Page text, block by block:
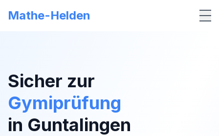
Mathe-Helden
Sicher zur
Gymiprüfung
in Guntalingen